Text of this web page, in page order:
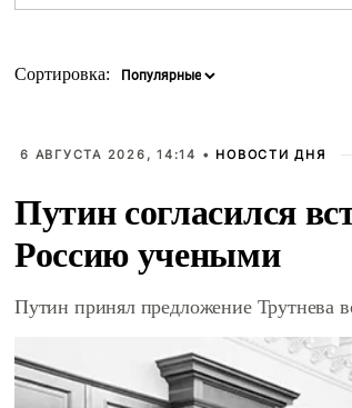
Сортировка:
6 АВГУСТА 2026, 14:14 • НОВОСТИ ДНЯ
Путин согласился
Россию учеными
Путин принял предложение Трутнева